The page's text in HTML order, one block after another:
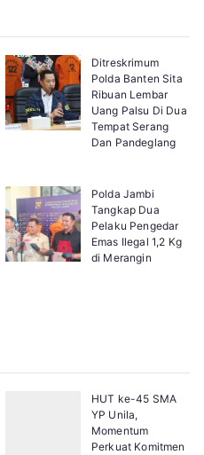
Ditreskrimum
Polda Banten Sita
Ribuan Lembar
Uang Palsu Di Dua
Tempat Serang
Dan Pandeglang
Polda Jambi
Tangkap Dua
Pelaku Pengedar
Emas Ilegal 1,2 Kg
di Merangin
HUT ke-45 SMA
YP Unila,
Momentum
Perkuat Komitmen